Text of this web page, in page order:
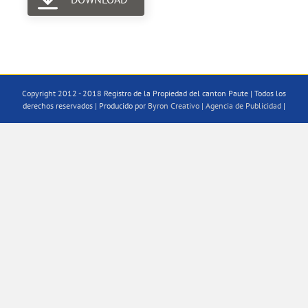
Copyright 2012 - 2018 Registro de la Propiedad del canton Paute | Todos los
derechos reservados | Producido por Byron Creativo | Agencia de Publicidad |